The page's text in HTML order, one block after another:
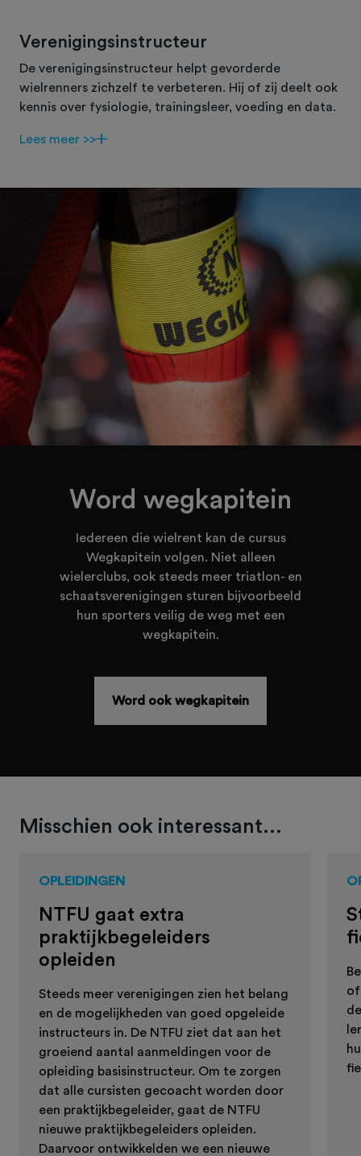
Verenigingsinstructeur
De verenigingsinstructeur helpt gevorderde
wielrenners zichzelf te verbeteren. Hij of zij deelt ook
kennis over fysiologie, trainingsleer, voeding en data.
Lees meer >>
Word wegkapitein
Iedereen die wielrent kan de cursus
Wegkapitein volgen. Niet alleen
wielerclubs, ook steeds meer triatlon- en
schaatsverenigingen sturen bijvoorbeeld
hun sporters veilig de weg met een
wegkapitein.
Word ook wegkapitein
Misschien ook interessant...
OPLEIDINGEN
NTFU gaat extra
praktijkbegeleiders
opleiden
Steeds meer verenigingen zien het belang
en de mogelijkheden van goed opgeleide
instructeurs in. De NTFU ziet dat aan het
groeiend aantal aanmeldingen voor de
opleiding basisinstructeur. Om te zorgen
dat alle cursisten gecoacht worden door
een praktijkbegeleider, gaat de NTFU
nieuwe praktijkbegeleiders opleiden.
Daarvoor ontwikkelden we een nieuwe
of